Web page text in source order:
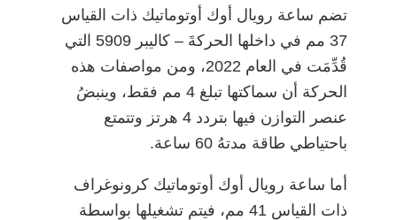
تضم ساعة رويال أوك أوتوماتيك ذات القياس
37 مم في داخلها الحركةَ – كاليبر 5909 التي
قُدِّمَت في العام 2022، ومن مواصفات هذه
الحركة أن سماكتها تبلغ 4 مم فقط، وينبضُ
عنصر التوازن فيها بتردد 4 هرتز وتتمتع
باحتياطي طاقة مدتهُ 60 ساعة.
أما ساعة رويال أوك أوتوماتيك كرونوغراف
ذات القياس 41 مم، فيتم تشغيلها بواسطة